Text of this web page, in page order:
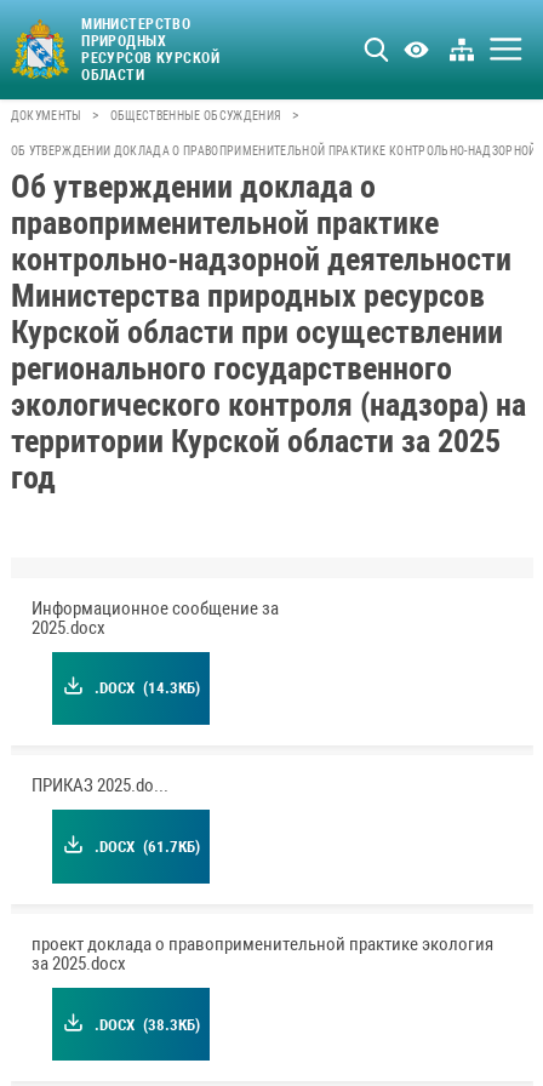
МИНИСТЕРСТВО
ПРИРОДНЫХ
РЕСУРСОВ КУРСКОЙ
ОБЛАСТИ
ДОКУМЕНТЫ > ОБЩЕСТВЕННЫЕ ОБСУЖДЕНИЯ >
ОБ УТВЕРЖДЕНИИ ДОКЛАДА О ПРАВОПРИМЕНИТЕЛЬНОЙ ПРАКТИКЕ КОНТРОЛЬНО-
Об утверждении доклада о
правоприменительной практике
контрольно-надзорной деятельности
Министерства природных ресурсов
Курской области при осуществлении
регионального государственного
экологического контроля (надзора) на
территории Курской области за 2025
год
Информационное сообщение за
2025.docx
.DOCX (14.3КБ)
ПРИКАЗ 2025.docx
.DOCX (61.7КБ)
проект доклада о правоприменительной практике экология
за 2025.docx
.DOCX (38.3КБ)